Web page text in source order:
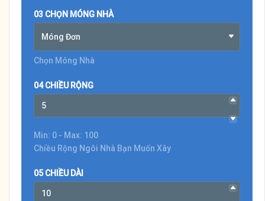
03 CHỌN MÓNG NHÀ
Móng Đơn
Chọn Móng Nhà
04 CHIỀU RỘNG
Min: 0 - Max: 100
Chiều Rộng Ngôi Nhà Bạn Muốn Xây
05 CHIỀU DÀI